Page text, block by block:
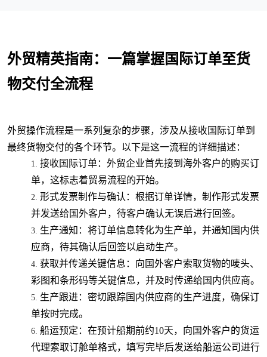
外贸精英指南：一篇掌握国际订单至货
物交付全流程
外贸操作流程是一系列复杂的步骤，涉及从接收国际订单到
最终货物交付的各个环节。以下是这一流程的详细描述：
接收国际订单：外贸企业首先接到海外客户的购买订
单，这标志着贸易流程的开始。
形式发票制作与确认：根据订单详情，制作形式发票
并发送给国外客户，待客户确认无误后进行回签。
生产通知：将订单信息转化为生产单，并通知国内供
应商，待其确认后回签以启动生产。
获取并传递关键信息：向国外客户索取货物的唛头、
彩图和条形码等关键信息，并及时传递给国内供应商。
生产跟进：密切跟踪国内供应商的生产进度，确保订
单按时完成。
船运预定：在预计船期前约10天，向国外客户的货运
代理索取订舱单格式，填写完毕后发送给船运公司进行